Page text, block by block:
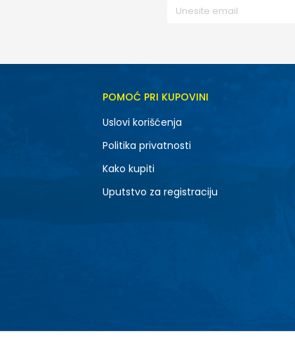
POMOĆ PRI KUPOVINI
Uslovi korišćenja
Politika privatnosti
Kako kupiti
Uputstvo za registraciju